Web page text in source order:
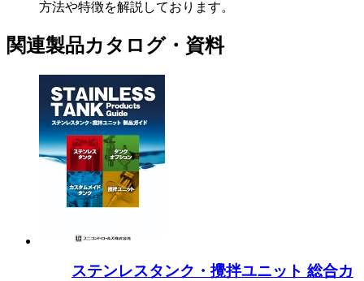
方法や特徴を解説しております。
関連製品カタログ・資料
ステンレスタンク・攪拌ユニット 総合カ